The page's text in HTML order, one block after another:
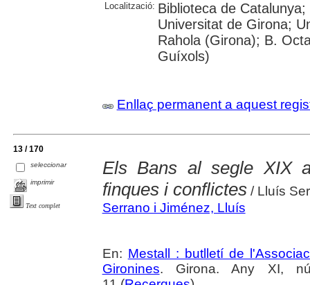
Localització: Biblioteca de
Universitat de Girona;
Rahola (Girona); B.
Guíxols)
Enllaç permanent a aquest
13 / 170
seleccionar
imprimir
Text complet
Els Bans al segle XIX
finques i conflictes/ Lluís
Serrano i Jiménez, Lluís
En: Mestall : butlletí de
Gironines. Girona. Any XI,